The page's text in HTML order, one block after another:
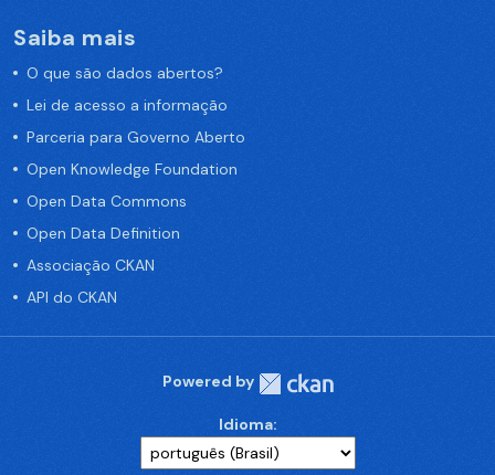
Saiba mais
O que são dados abertos?
Lei de acesso a informação
Parceria para Governo Aberto
Open Knowledge Foundation
Open Data Commons
Open Data Definition
Associação CKAN
API do CKAN
Powered by
Idioma